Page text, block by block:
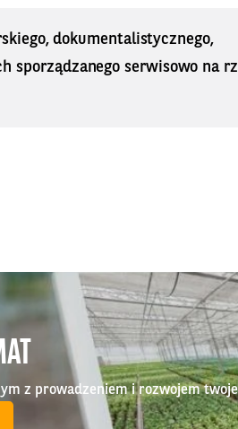
dokumentalistycznego,
sporządzanego serwisowo na
z prowadzeniem i rozwojem